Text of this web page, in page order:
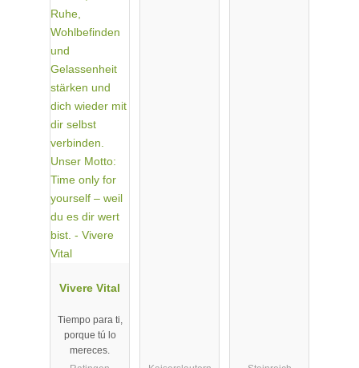
Vivere Vital
Tiempo para ti,
porque tú lo
mereces.